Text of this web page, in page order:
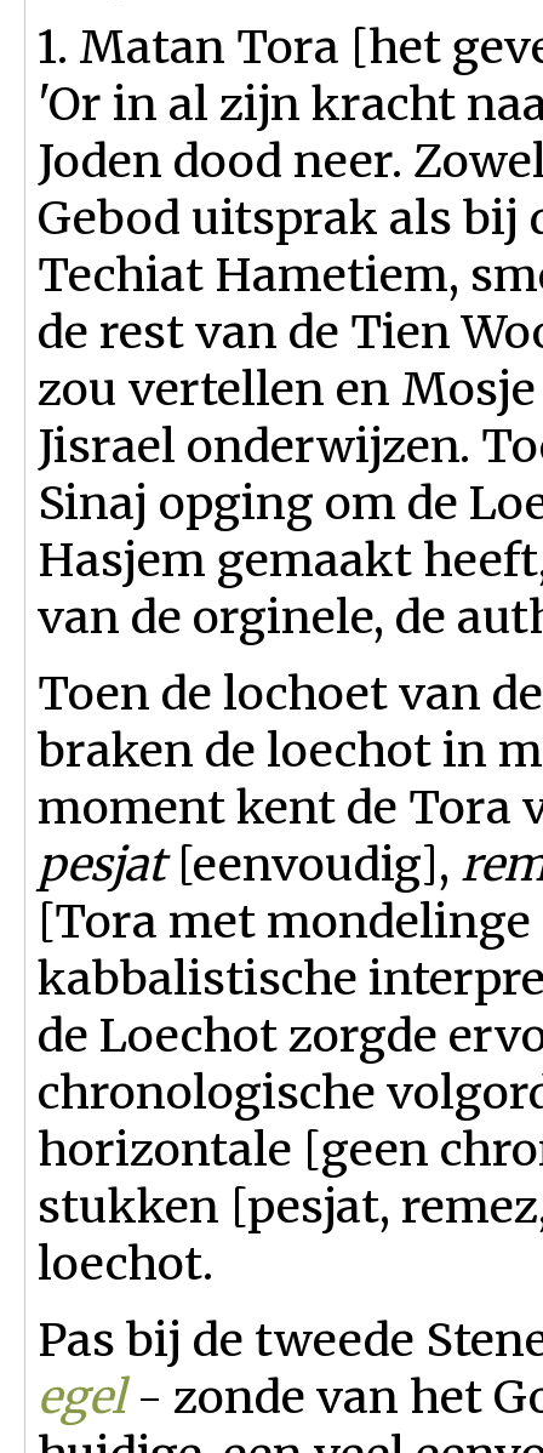
1. Matan Tora [het
'Or in al zijn kracht
Joden dood neer.
Gebod uitsprak als bij
Techiat Hametiem,
de rest van de Tien
zou vertellen en
Jisrael onderwijzen.
Sinaj opging om de
Hasjem gemaakt
van de orginele, de
Toen de lochoet van
braken de loechot in
moment kent de Tora
pesjat[eenvoudig],
[Tora met
kabbalistische
de Loechot zorgde
chronologische
horizontale [geen
stukken [pesjat,
loechot.
Pas bij de tweede
egel- zonde van het